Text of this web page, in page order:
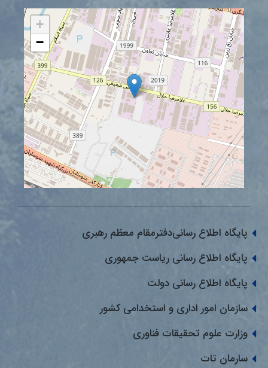
+
−
پایگاه اطلاع رسانی‌دفترمقام معظم رهبری
پایگاه اطلاع رسانی ریاست جمهوری
پایگاه اطلاع رسانی دولت
سازمان امور اداری و استخدامی کشور
وزارت علوم تحقیقات فناوری
سارمان تات